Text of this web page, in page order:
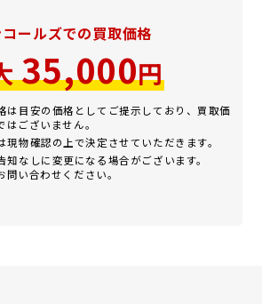
コールズでの買取価格
35,000円
目安の価格としてご提示しており、買取価
ございません。
物確認の上で決定させていただきます。
なしに変更になる場合がございます。
い合わせください。